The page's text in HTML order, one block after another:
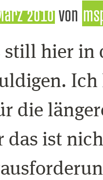
2010von
still hier in
die
das ist